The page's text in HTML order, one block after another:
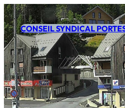
CONSEIL SYNDICAL
.
.